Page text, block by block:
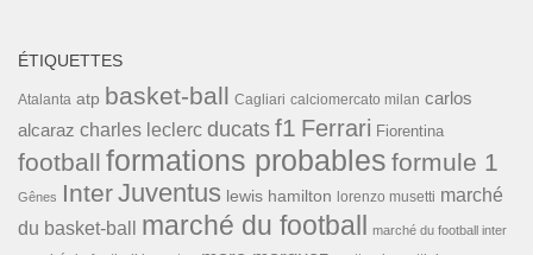
ÉTIQUETTES
Atalanta atp basket-ball Cagliari calciomercato milan carlos
alcaraz charles leclerc ducats f1 Ferrari Fiorentina
football formations probables formule 1
Gênes InterJuventus lewis hamilton lorenzo musetti marché
du basket-ball
marché du football marché du football inter